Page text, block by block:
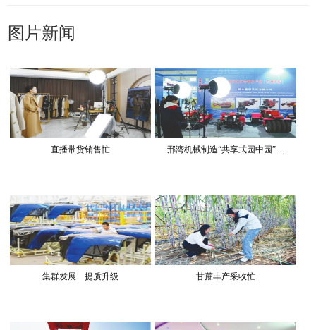
图片新闻
直播带货销售忙 邢湾机械制造“共享式园中园” ...
集群发展 提质升级 甘蔗丰产采收忙